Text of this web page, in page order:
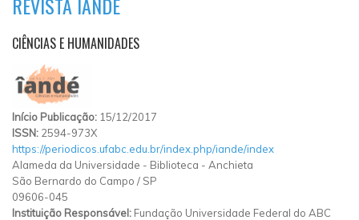
CIÊNCIAS E HUMANIDADES
Início Publicação: 15/12/2017
ISSN: 2594-973X
https://periodicos.ufabc.edu.br/index.php/iande/index
Alameda da Universidade - Biblioteca - Anchieta
São Bernardo do Campo / SP
09606-045
Instituição Responsável: Fundação Universidade Federal do ABC